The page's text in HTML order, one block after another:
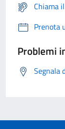
Chiama
Prenota
Problemi
Segnala